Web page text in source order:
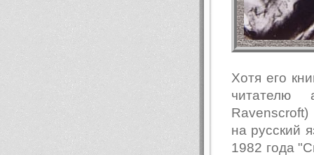
Хотя его
читателю
на русский
1982 года